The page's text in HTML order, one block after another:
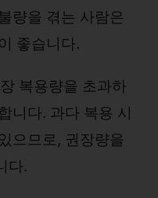
량을 겪는 사람은
좋습니다.
복용량을 초과하
니다. 과다 복용 시
으므로, 권장량을
다.